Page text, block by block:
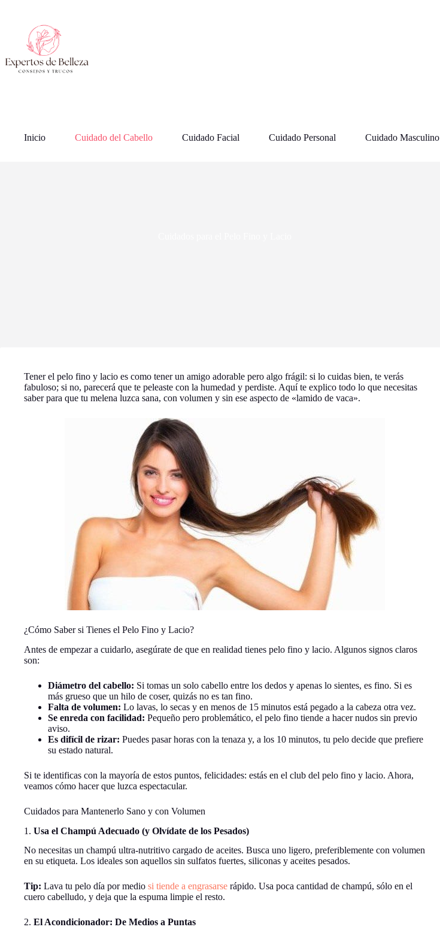
contenido
Inicio Cuidado del Cabello Cuidado Facial Cuidado Personal Cuidado Masculino
Tener el pelo fino y lacio es como tener un amigo adorable pero algo frágil: si lo cuidas bien, te verás
fabuloso; si no, parecerá que te peleaste con la humedad y perdiste. Aquí te explico todo lo que necesitas
saber para que tu melena luzca sana, con volumen y sin ese aspecto de «lamido de vaca».
¿Cómo Saber si Tienes el Pelo Fino y Lacio?
Antes de empezar a cuidarlo, asegúrate de que en realidad tienes pelo fino y lacio. Algunos signos claros
son:
Diámetro del cabello: Si tomas un solo cabello entre los dedos y apenas lo sientes, es fino. Si es
más grueso que un hilo de coser, quizás no es tan fino.
Falta de volumen: Lo lavas, lo secas y en menos de 15 minutos está pegado a la cabeza otra vez.
Se enreda con facilidad: Pequeño pero problemático, el pelo fino tiende a hacer nudos sin previo
aviso.
Es difícil de rizar: Puedes pasar horas con la tenaza y, a los 10 minutos, tu pelo decide que prefiere
su estado natural.
Si te identificas con la mayoría de estos puntos, felicidades: estás en el club del pelo fino y lacio. Ahora,
veamos cómo hacer que luzca espectacular.
Cuidados para Mantenerlo Sano y con Volumen
1. Usa el Champú Adecuado (y Olvídate de los Pesados)
No necesitas un champú ultra-nutritivo cargado de aceites. Busca uno ligero, preferiblemente con volumen
en su etiqueta. Los ideales son aquellos sin sulfatos fuertes, siliconas y aceites pesados.
Tip: Lava tu pelo día por medio si tiende a engrasarse rápido. Usa poca cantidad de champú, sólo en el
cuero cabelludo, y deja que la espuma limpie el resto.
2. El Acondicionador: De Medios a Puntas